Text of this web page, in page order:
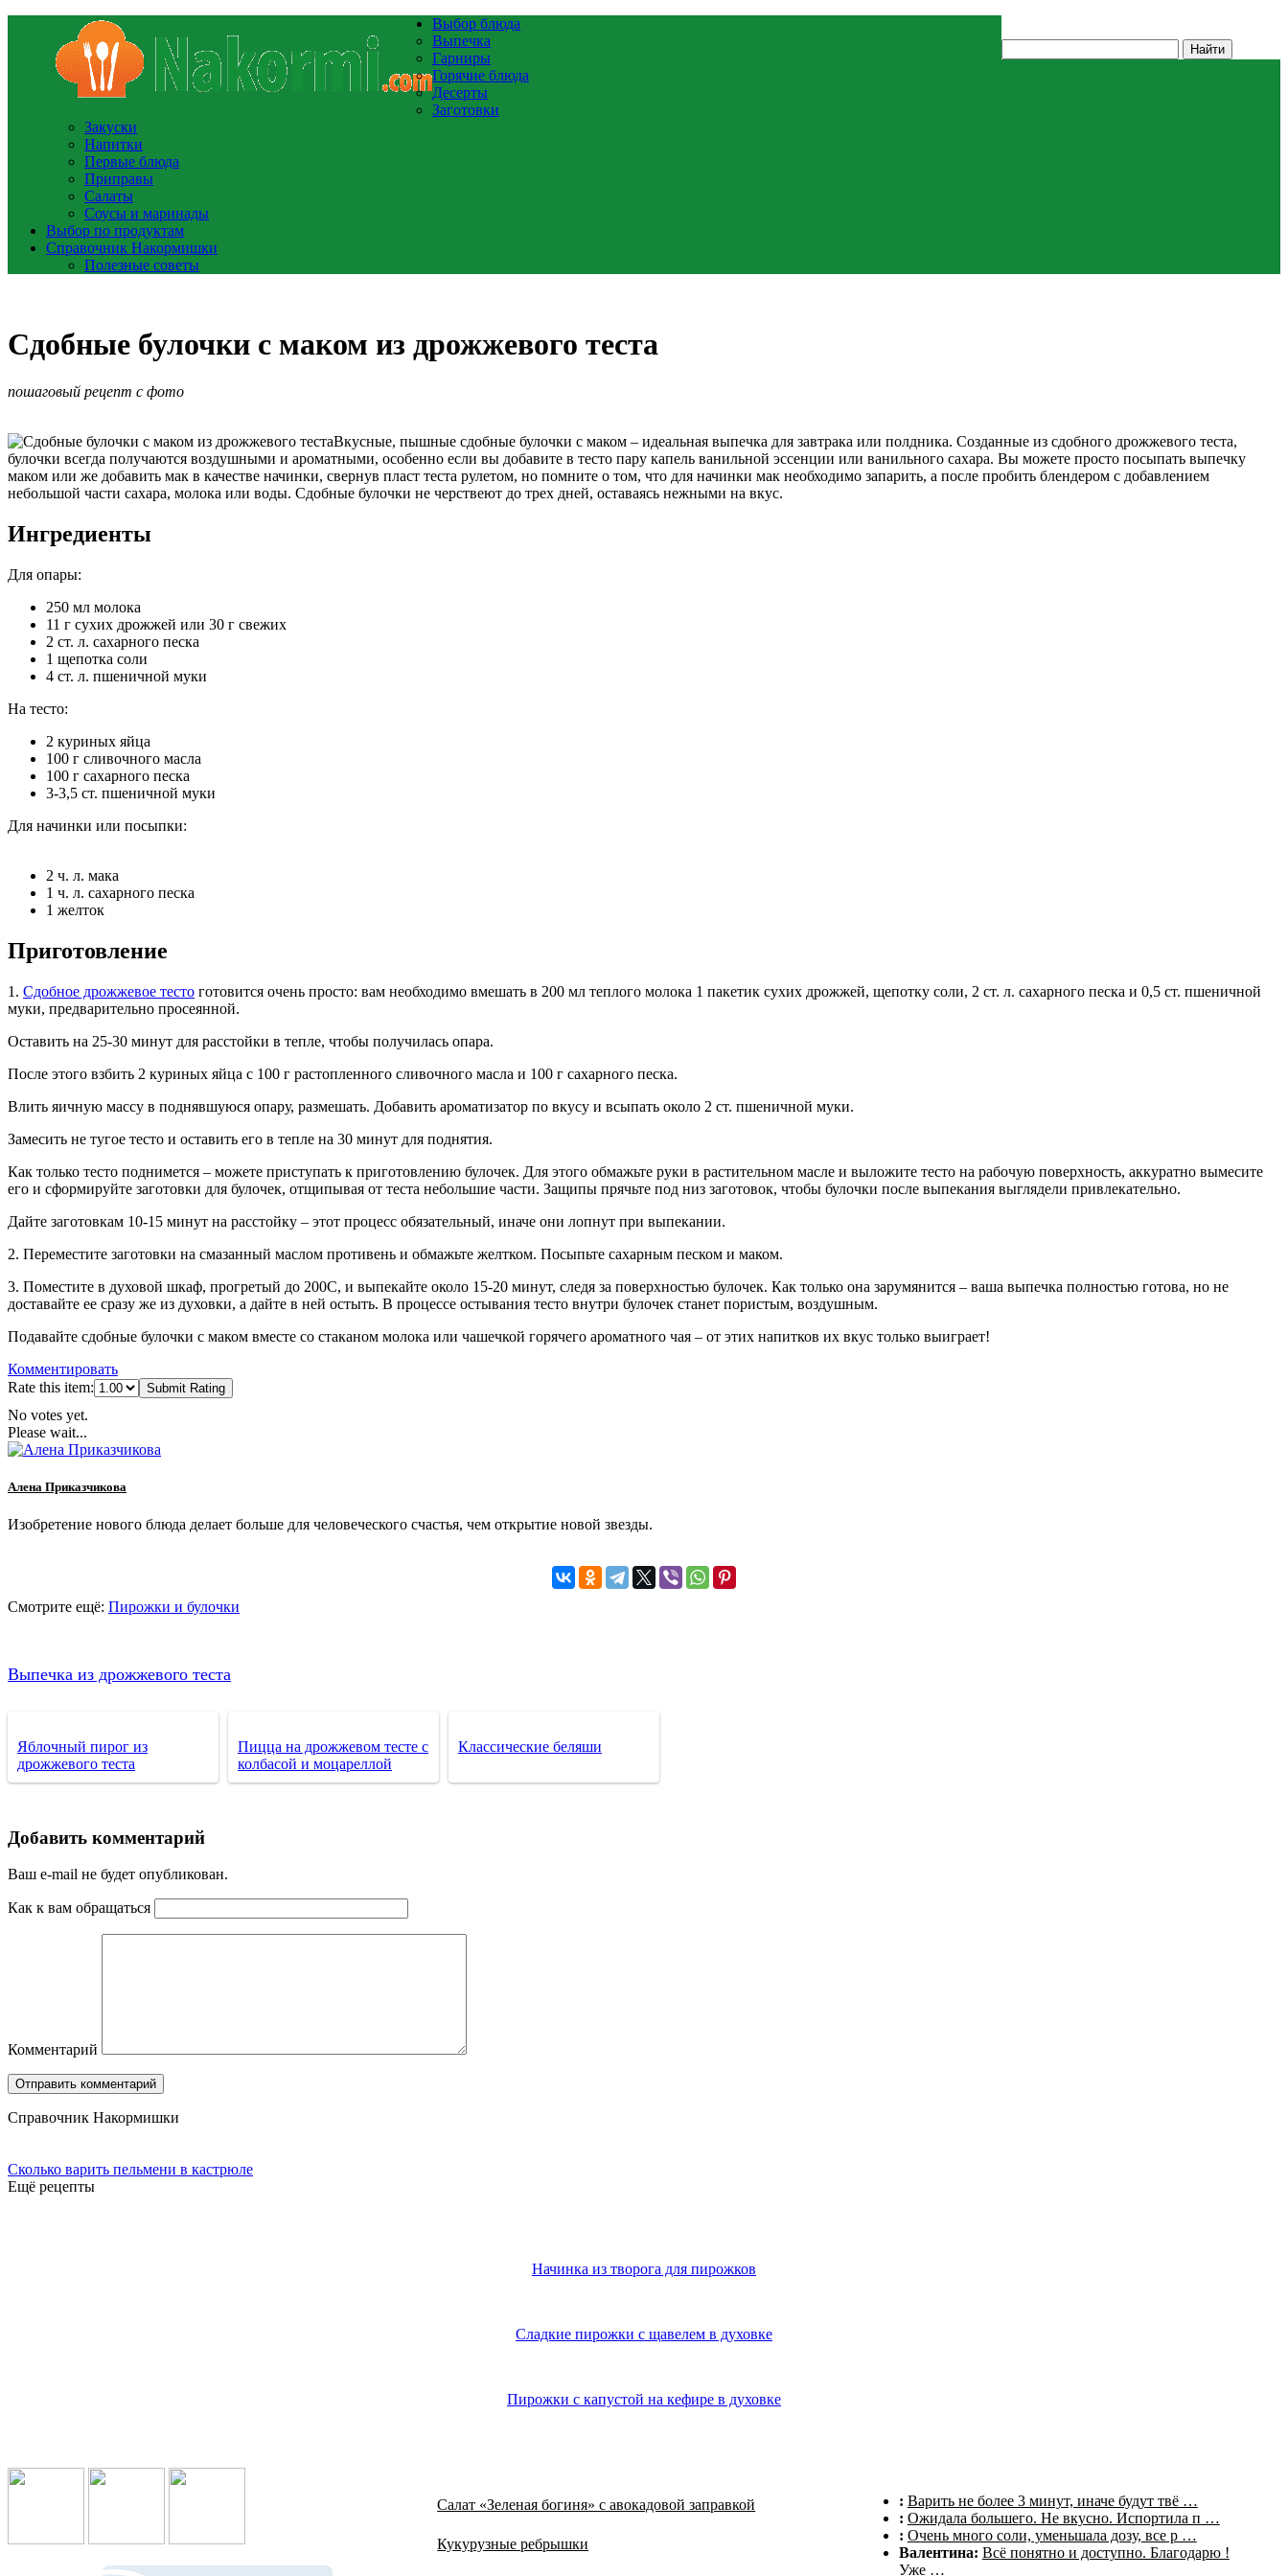
Выбор блюда
Выпечка
Гарниры
Горячие блюда
Десерты
Заготовки
Закуски
Напитки
Первые блюда
Приправы
Салаты
Соусы и маринады
Выбор по продуктам
Справочник Накормишки
Полезные советы
Сдобные булочки с маком из дрожжевого теста
пошаговый рецепт с фото
Вкусные, пышные сдобные булочки с маком – идеальная выпечка для завтрака или полдника. Созданные из сдобного дрожжевого теста,
булочки всегда получаются воздушными и ароматными, особенно если вы добавите в тесто пару капель ванильной эссенции или ванильного сахара. Вы можете просто посыпать выпечку
маком или же добавить мак в качестве начинки, свернув пласт теста рулетом, но помните о том, что для начинки мак необходимо запарить, а после пробить блендером с добавлением
небольшой части сахара, молока или воды. Сдобные булочки не черствеют до трех дней, оставаясь нежными на вкус.
Ингредиенты
Для опары:
250 мл молока
11 г сухих дрожжей или 30 г свежих
2 ст. л. сахарного песка
1 щепотка соли
4 ст. л. пшеничной муки
На тесто:
2 куриных яйца
100 г сливочного масла
100 г сахарного песка
3-3,5 ст. пшеничной муки
Для начинки или посыпки:
2 ч. л. мака
1 ч. л. сахарного песка
1 желток
Приготовление
1. Сдобное дрожжевое тесто готовится очень просто: вам необходимо вмешать в 200 мл теплого молока 1 пакетик сухих дрожжей, щепотку соли, 2 ст. л. сахарного песка и 0,5 ст. пшеничной
муки, предварительно просеянной.
Оставить на 25-30 минут для расстойки в тепле, чтобы получилась опара.
После этого взбить 2 куриных яйца с 100 г растопленного сливочного масла и 100 г сахарного песка.
Влить яичную массу в поднявшуюся опару, размешать. Добавить ароматизатор по вкусу и всыпать около 2 ст. пшеничной муки.
Замесить не тугое тесто и оставить его в тепле на 30 минут для поднятия.
Как только тесто поднимется – можете приступать к приготовлению булочек. Для этого обмажьте руки в растительном масле и выложите тесто на рабочую поверхность, аккуратно вымесите
его и сформируйте заготовки для булочек, отщипывая от теста небольшие части. Защипы прячьте под низ заготовок, чтобы булочки после выпекания выглядели привлекательно.
Дайте заготовкам 10-15 минут на расстойку – этот процесс обязательный, иначе они лопнут при выпекании.
2. Переместите заготовки на смазанный маслом противень и обмажьте желтком. Посыпьте сахарным песком и маком.
3. Поместите в духовой шкаф, прогретый до 200С, и выпекайте около 15-20 минут, следя за поверхностью булочек. Как только она зарумянится – ваша выпечка полностью готова, но не
доставайте ее сразу же из духовки, а дайте в ней остыть. В процессе остывания тесто внутри булочек станет пористым, воздушным.
Подавайте сдобные булочки с маком вместе со стаканом молока или чашечкой горячего ароматного чая – от этих напитков их вкус только выиграет!
Комментировать
Rate this item:
Submit Rating
No votes yet.
Please wait...
Алена Приказчикова
Изобретение нового блюда делает больше для человеческого счастья, чем открытие новой звезды.
Смотрите ещё: Пирожки и булочки
Выпечка из дрожжевого теста
Яблочный пирог из
дрожжевого теста
Пицца на дрожжевом тесте с
колбасой и моцареллой
Классические беляши
Добавить комментарий
Ваш e-mail не будет опубликован.
Как к вам обращаться
Комментарий
Справочник Накормишки
Сколько варить пельмени в кастрюле
Ещё рецепты
Начинка из творога для пирожков
Сладкие пирожки с щавелем в духовке
Пирожки с капустой на кефире в духовке
Салат «Зеленая богиня» с авокадовой заправкой
Кукурузные ребрышки
: Варить не более 3 минут, иначе будут твё …
: Ожидала большего. Не вкусно. Испортила п …
: Очень много соли, уменьшала дозу, все р …
Валентина: Всё понятно и доступно. Благодарю !
Уже …